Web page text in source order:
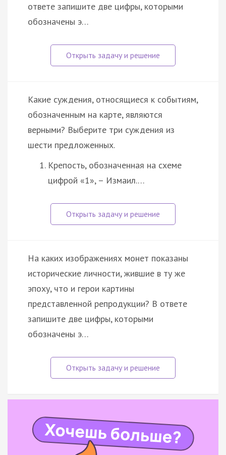
ответе запишите две цифры, которыми
обозначены э…
Какие суждения, относящиеся к событиям,
обозначенным на карте, являются
верными? Выберите три суждения из
шести предложенных.
Крепость, обозначенная на схеме
цифрой «1», – Измаил.…
На каких изображениях монет показаны
исторические личности, жившие в ту же
эпоху, что и герои картины
представленной репродукции? В ответе
запишите две цифры, которыми
обозначены э…